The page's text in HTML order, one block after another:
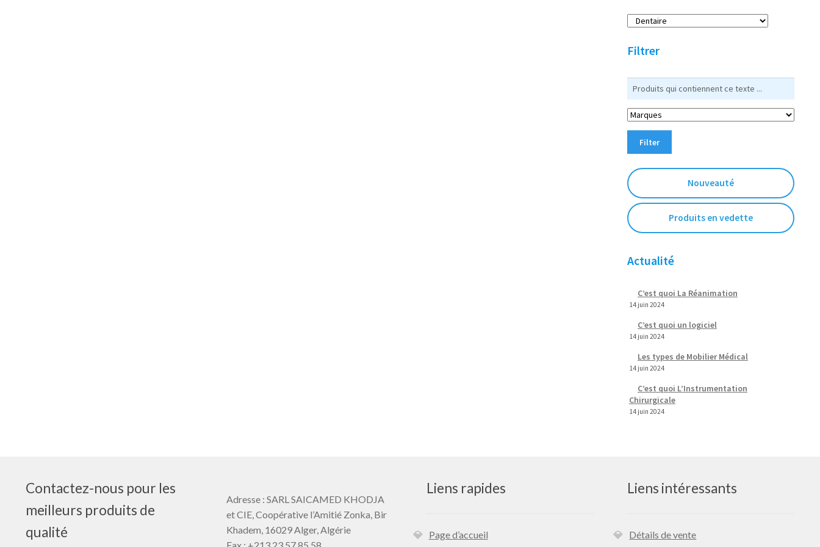
r
c
e
Filtrer
Filter
Nouveauté
Produits en vedette
Actualité
C’est quoi La Réanimation
14 juin 2024
C’est quoi un logiciel
14 juin 2024
Les types de Mobilier Médical
14 juin 2024
C’est quoi L’Instrumentation
Chirurgicale
14 juin 2024
Contactez-nous pour les
meilleurs produits de
qualité
Adresse : SARL SAICAMED KHODJA
et CIE, Coopérative l’Amitié Zonka, Bir
Khadem, 16029 Alger,Algérie
Liens rapides
Page d’accueil
Liens intéressants
Détails de vente